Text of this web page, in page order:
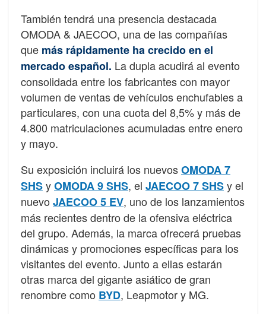
También tendrá una presencia destacada
OMODA & JAECOO, una de las compañías
que más rápidamente ha crecido en el
mercado español. La dupla acudirá al evento
consolidada entre los fabricantes con mayor
volumen de ventas de vehículos enchufables a
particulares, con una cuota del 8,5% y más de
4.800 matriculaciones acumuladas entre enero
y mayo.
Su exposición incluirá los nuevosOMODA 7
SHSyOMODA 9 SHS, el JAECOO 7 SHSy el
nuevo JAECOO 5 EV, uno de los lanzamientos
más recientes dentro de la ofensiva eléctrica
del grupo. Además, la marca ofrecerá pruebas
dinámicas y promociones específicas para los
visitantes del evento. Junto a ellas estarán
otras marca del gigante asiático de gran
renombre como BYD, Leapmotor y MG.